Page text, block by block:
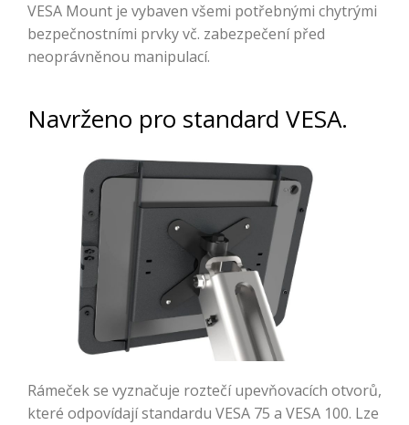
VESA Mount je vybaven všemi potřebnými chytrými
bezpečnostními prvky vč. zabezpečení před
neoprávněnou manipulací.
Navrženo pro standard VESA.
Rámeček se vyznačuje roztečí upevňovacích otvorů,
které odpovídají standardu VESA 75 a VESA 100. Lze